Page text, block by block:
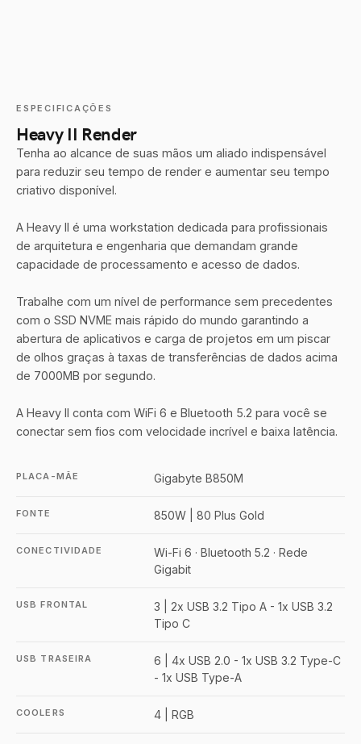
ESPECIFICAÇÕES
Heavy II Render
Tenha ao alcance de suas mãos um aliado indispensável
para reduzir seu tempo de render e aumentar seu tempo
criativo disponível.
A Heavy II é uma workstation dedicada para profissionais
de arquitetura e engenharia que demandam grande
capacidade de processamento e acesso de dados.
Trabalhe com um nível de performance sem precedentes
com o SSD NVME mais rápido do mundo garantindo a
abertura de aplicativos e carga de projetos em um piscar
de olhos graças à taxas de transferências de dados acima
de 7000MB por segundo.
A Heavy II conta com WiFi 6 e Bluetooth 5.2 para você se
conectar sem fios com velocidade incrível e baixa latência.
PLACA-MÃE Gigabyte B850M
FONTE 850W | 80 Plus Gold
CONECTIVIDADE
Wi-Fi 6 · Bluetooth 5.2 · Rede
Gigabit
USB FRONTAL
3 | 2x USB 3.2 Tipo A - 1x USB 3.2
Tipo C
USB TRASEIRA
6 | 4x USB 2.0 - 1x USB 3.2 Type-C
- 1x USB Type-A
COOLERS 4 | RGB